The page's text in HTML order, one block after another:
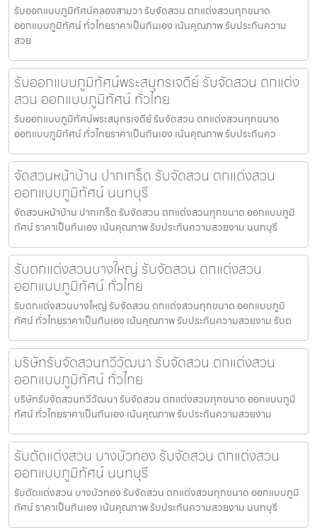
รับออกแบบภูมิทัศน์คลองสามวา รับจัดสวน ตกแต่งสวนทุกขนาด
ออกแบบภูมิทัศน์ ทั่วไทยราคาเป็นกันเอง เน้นคุณภาพ รับประกันความ
สวย
รับออกแบบภูมิทัศน์พระสมุทรเจดีย์ รับจัดสวน ตกแต่ง
สวน ออกแบบภูมิทัศน์ ทั่วไทย
รับออกแบบภูมิทัศน์พระสมุทรเจดีย์ รับจัดสวน ตกแต่งสวนทุกขนาด
ออกแบบภูมิทัศน์ ทั่วไทยราคาเป็นกันเอง เน้นคุณภาพ รับประกันคว
จัดสวนหน้าบ้าน ปากเกร็ด รับจัดสวน ตกแต่งสวน
ออกแบบภูมิทัศน์ นนทบุรี
จัดสวนหน้าบ้าน ปากเกร็ด รับจัดสวน ตกแต่งสวนทุกขนาด ออกแบบภูมิ
ทัศน์ ราคาเป็นกันเอง เน้นคุณภาพ รับประกันความสวยงาม นนทบุรี
รับตกแต่งสวนบางใหญ่ รับจัดสวน ตกแต่งสวน
ออกแบบภูมิทัศน์ ทั่วไทย
รับตกแต่งสวนบางใหญ่ รับจัดสวน ตกแต่งสวนทุกขนาด ออกแบบภูมิ
ทัศน์ ทั่วไทยราคาเป็นกันเอง เน้นคุณภาพ รับประกันความสวยงาม รับต
บริษัทรับจัดสวนทวีวัฒนา รับจัดสวน ตกแต่งสวน
ออกแบบภูมิทัศน์ ทั่วไทย
บริษัทรับจัดสวนทวีวัฒนา รับจัดสวน ตกแต่งสวนทุกขนาด ออกแบบภูมิ
ทัศน์ ทั่วไทยราคาเป็นกันเอง เน้นคุณภาพ รับประกันความสวยงาม
รับตัดแต่งสวน บางบัวทอง รับจัดสวน ตกแต่งสวน
ออกแบบภูมิทัศน์ นนทบุรี
รับตัดแต่งสวน บางบัวทอง รับจัดสวน ตกแต่งสวนทุกขนาด ออกแบบภูมิ
ทัศน์ ราคาเป็นกันเอง เน้นคุณภาพ รับประกันความสวยงาม นนทบุรี